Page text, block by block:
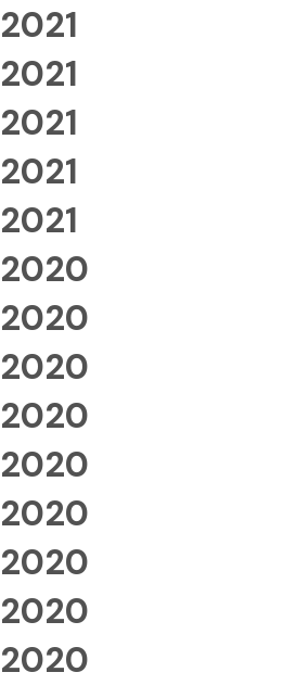
2021
2021
2021
2021
2021
2020
2020
2020
2020
2020
2020
2020
2020
2020